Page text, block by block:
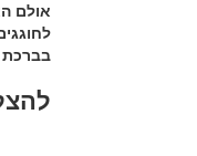
אולם
בברכת